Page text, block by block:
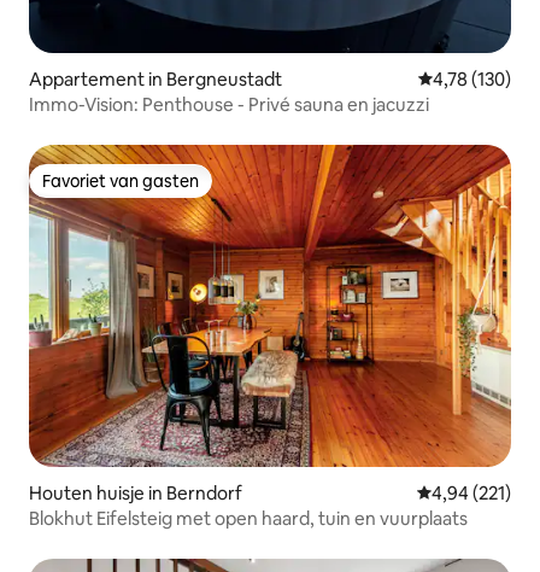
Appartement in Bergneustadt Gemiddelde
4,78 (130)
Immo-Vision: Penthouse - Privé sauna en jacuzzi
Favoriet van gasten
Favoriet van gasten
Houten huisje in Berndorf Gemiddelde
4,94 (221)
Blokhut Eifelsteig met open haard, tuin en vuurplaats